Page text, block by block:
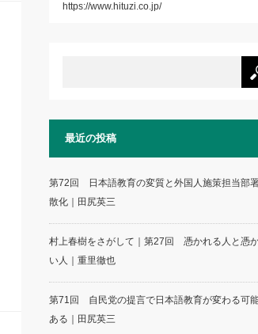
https://www.hituzi.co.jp/
最近の投稿
第72回 日本語教育の変質と外国人施策担当部
散化｜田尻英三
村上春樹をさがして｜第27回 憑かれる人と憑
い人｜重里徹也
第71回 自民党の提言で日本語教育が変わる可
ある｜田尻英三